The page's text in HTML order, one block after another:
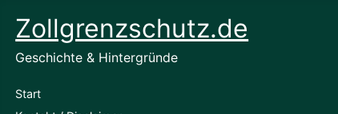
Zollgrenzschutz.de
Geschichte & Hintergründe
Start